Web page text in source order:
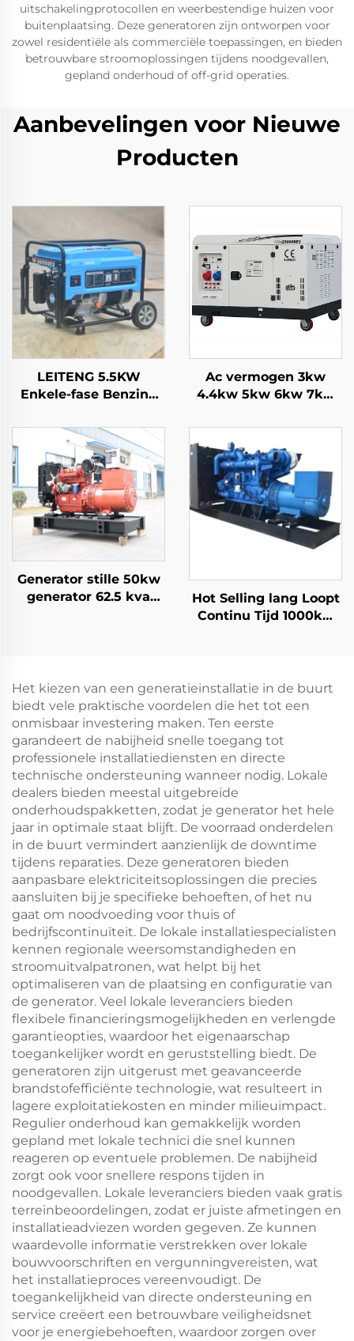
uitschakelingprotocollen en weerbestendige huizen voor
buitenplaatsing. Deze generatoren zijn ontworpen voor
zowel residentiële als commerciële toepassingen, en bieden
betrouwbare stroomoplossingen tijdens noodgevallen,
gepland onderhoud of off-grid operaties.
Aanbevelingen voor Nieuwe
Producten
LEITENG 5.5KW
Enkele-fase Benzine
Vermogen 50Hz/60Hz
Frequentie 2KW
Aangesloten
Vermogen 380V
Aangesloten Spanning
Retour
Ac vermogen 3kw
4.4kw 5kw 6kw 7kw
Luchtgekoelde
benzine generator
Generator stille 50kw
generator 62.5 kva
Hot Selling lang Loopt
Continu Tijd 1000kw
Het kiezen van een generatieinstallatie in de buurt
biedt vele praktische voordelen die het tot een
onmisbaar investering maken. Ten eerste
garandeert de nabijheid snelle toegang tot
professionele installatiediensten en directe
technische ondersteuning wanneer nodig. Lokale
dealers bieden meestal uitgebreide
onderhoudspakketten, zodat je generator het hele
jaar in optimale staat blijft. De voorraad onderdelen
in de buurt vermindert aanzienlijk de downtime
tijdens reparaties. Deze generatoren bieden
aanpasbare elektriciteitsoplossingen die precies
aansluiten bij je specifieke behoeften, of het nu
gaat om noodvoeding voor thuis of
bedrijfscontinuïteit. De lokale installatiespecialisten
kennen regionale weersomstandigheden en
stroomuitvalpatronen, wat helpt bij het
optimaliseren van de plaatsing en configuratie van
de generator. Veel lokale leveranciers bieden
flexibele financieringsmogelijkheden en verlengde
garantieopties, waardoor het eigenaarschap
toegankelijker wordt en geruststelling biedt. De
generatoren zijn uitgerust met geavanceerde
brandstofefficiënte technologie, wat resulteert in
lagere exploitatiekosten en minder milieuimpact.
Regulier onderhoud kan gemakkelijk worden
gepland met lokale technici die snel kunnen
reageren op eventuele problemen. De nabijheid
zorgt ook voor snellere respons tijden in
noodgevallen. Lokale leveranciers bieden vaak gratis
terreinbeoordelingen, zodat er juiste afmetingen en
installatieadviezen worden gegeven. Ze kunnen
waardevolle informatie verstrekken over lokale
bouwvoorschriften en vergunningvereisten, wat
het installatieproces vereenvoudigt. De
toegankelijkheid van directe ondersteuning en
service creëert een betrouwbare veiligheidsnet
voor je energiebehoeften, waardoor zorgen over